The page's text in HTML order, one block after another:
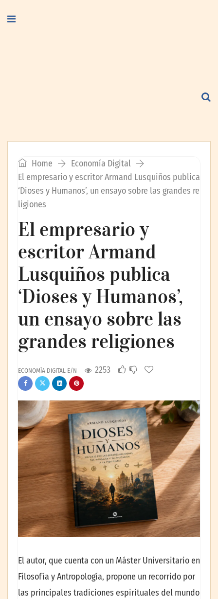
Home
Economía Digital
El empresario y escritor Armand Lusquiños publica
‘Dioses y Humanos’, un ensayo sobre las grandes re
ligiones
El empresario y
escritor Armand
Lusquiños publica
‘Dioses y Humanos’,
un ensayo sobre las
grandes religiones
ECONOMÍA DIGITAL E/N 2253
El autor, que cuenta con un Máster Universitario en
Filosofía y Antropología, propone un recorrido por
las principales tradiciones espirituales del mundo